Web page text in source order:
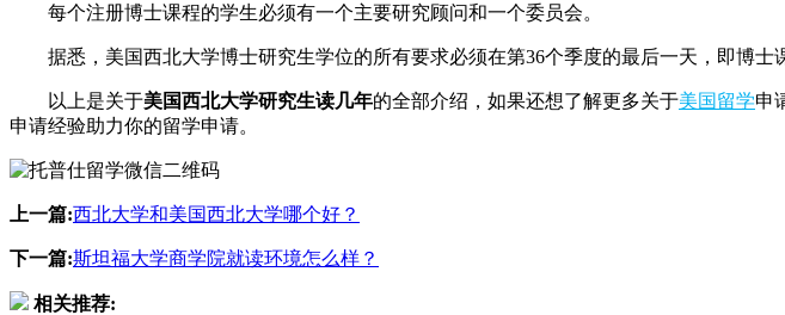
每个注册博士课程的学生必须有一个主要研究顾问和一个委员会。
据悉，美国西北大学博士研究生学位的所有要求必须在第36个季度的最后一天，即博士
以上是关于美国西北大学研究生读几年的全部介绍，如果还想了解更多关于美国留学申
申请经验助力你的留学申请。
上一篇:西北大学和美国西北大学哪个好？
下一篇:斯坦福大学商学院就读环境怎么样？
相关推荐: